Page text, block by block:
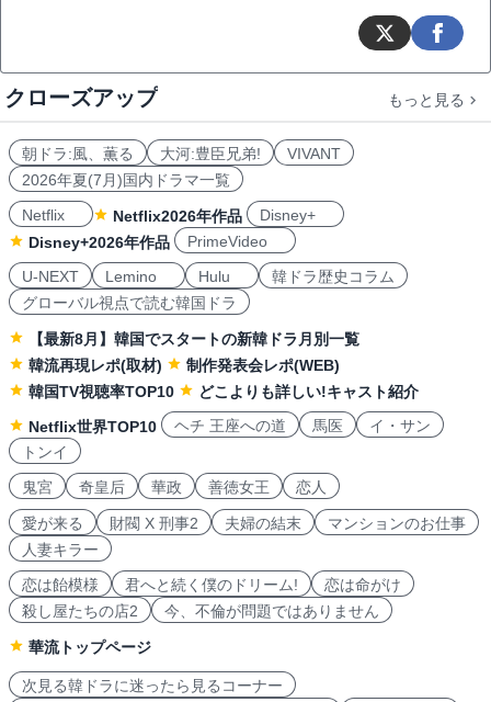
クローズアップ もっと見る
朝ドラ:風、薫る 大河:豊臣兄弟!
VIVANT
2026年夏(7月)国内ドラマ一覧
Netflix
Netflix2026年作品
Disney+
Disney+2026年作品
PrimeVideo
U-NEXT
Lemino Hulu
韓ドラ歴史コラム
グローバル視点で読む韓国ドラ
【最新8月】韓国でスタートの新韓ドラ月別一覧
韓流再現レポ(取材)
制作発表会レポ(WEB)
韓国TV視聴率TOP10
どこよりも詳しい!キャスト紹介
Netflix世界TOP10
ヘチ 王座への道 馬医
イ・サン
トンイ
鬼宮
奇皇后 華政 善徳女王 恋人
愛が来る 財閥 X 刑事2 夫婦の結末
マンションのお仕事
人妻キラー
恋は飴模様
君へと続く僕のドリーム!
恋は命がけ
殺し屋たちの店2
今、不倫が問題ではありません
華流トップページ
次見る韓ドラに迷ったら見るコーナー